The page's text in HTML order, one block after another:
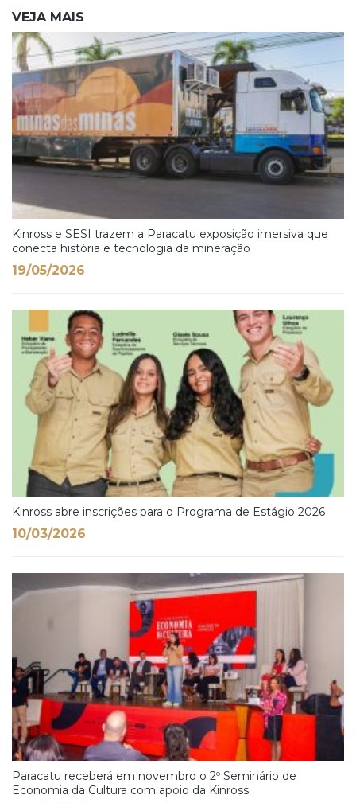
VEJA MAIS
Kinross e SESI trazem a Paracatu exposição imersiva que
conecta história e tecnologia da mineração
19/05/2026
Kinross abre inscrições para o Programa de Estágio 2026
10/03/2026
Paracatu receberá em novembro o 2º Seminário de
Economia da Cultura com apoio da Kinross